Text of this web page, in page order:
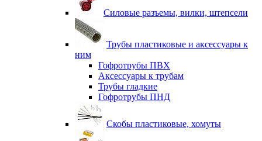
Силовые разъемы, вилки, штепсели
Трубы пластиковые и аксессуары к
ним
Гофротрубы ПВХ
Аксессуары к трубам
Трубы гладкие
Гофротрубы ПНД
Скобы пластиковые, хомуты